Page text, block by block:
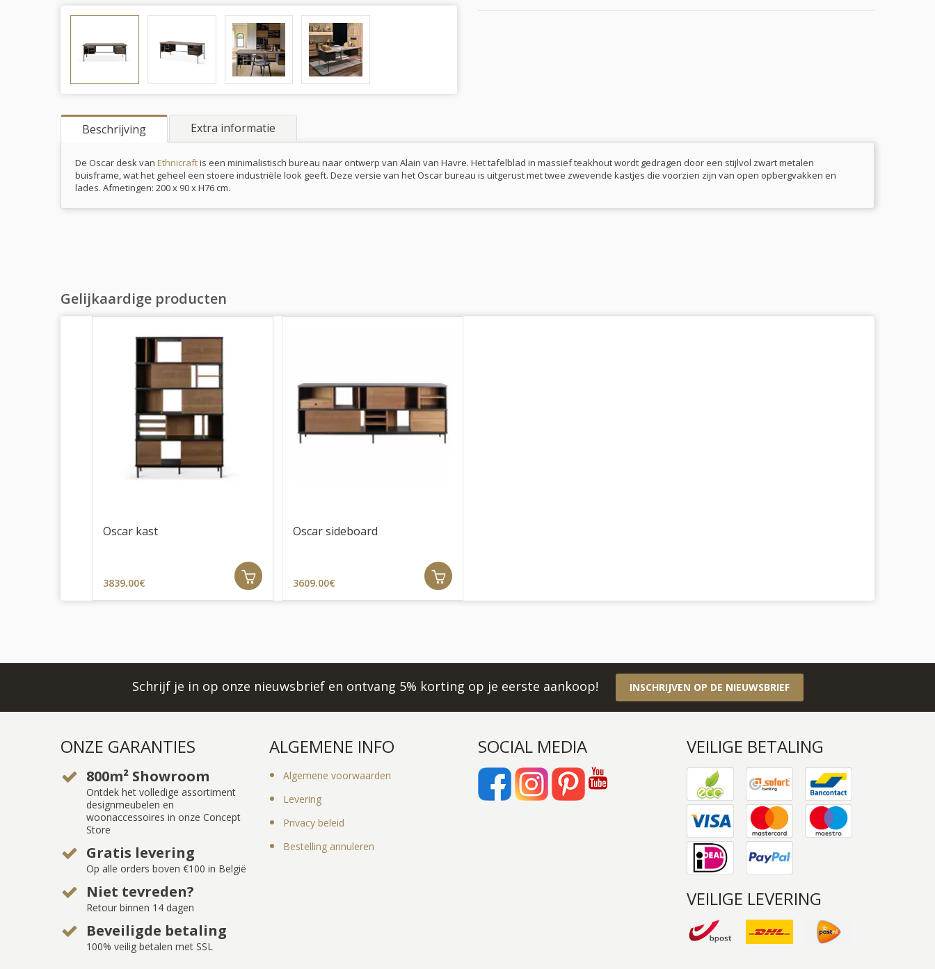
Beschrijving Extra informatie
De Oscar desk van Ethnicraftis een minimalistisch bureau naar ontwerp van Alain van Havre. Het tafelblad in massief teakhout wordt gedragen door een stijlvol zwart metalen
buisframe, wat het geheel een stoere industriële look geeft. Deze versie van het Oscar bureau is uitgerust met twee zwevende kastjes die voorzien zijn van open opbergvakken en
lades. Afmetingen: 200 x 90 x H76 cm.
Gelijkaardige producten
Oscar kast
3839.00€
Oscar sideboard
3609.00€
Schrijf je in op onze nieuwsbrief en ontvang 5% korting op je eerste aankoop! INSCHRIJVEN OP DE NIEUWSBRIEF
ONZE GARANTIES
800m² Showroom
Ontdek het volledige assortiment
designmeubelen en
woonaccessoires in onze Concept
Store
Gratis levering
Op alle orders boven €100 in België
Niet tevreden?
Retour binnen 14 dagen
Beveiligde betaling
100% veilig betalen met SSL
ALGEMENE INFO
Algemene voorwaarden
Levering
Privacy beleid
Bestelling annuleren
SOCIAL MEDIA VEILIGE BETALING
VEILIGE LEVERING